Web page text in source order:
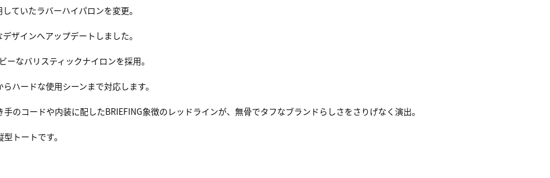
ていたラバーハイパロンを変更。
ザインへアップデートしました。
なバリスティックナイロンを採用。
ハードな使用シーンまで対応します。
のコードや内装に配したBRIEFING象徴のレッドラインが、無骨でタフなブランドらしさをさりげなく演出。
トートです。